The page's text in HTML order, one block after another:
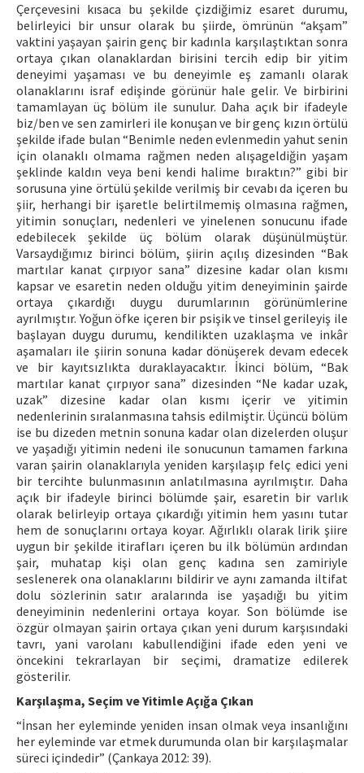
Çerçevesini kısaca bu şekilde çizdiğimiz esaret durumu,
belirleyici bir unsur olarak bu şiirde, ömrünün “akşam”
vaktini yaşayan şairin genç bir kadınla karşılaştıktan sonra
ortaya çıkan olanaklardan birisini tercih edip bir yitim
deneyimi yaşaması ve bu deneyimle eş zamanlı olarak
olanaklarını israf edişinde görünür hale gelir. Ve birbirini
tamamlayan üç bölüm ile sunulur. Daha açık bir ifadeyle
biz/ben ve sen zamirleri ile konuşan ve bir genç kızın örtülü
şekilde ifade bulan “Benimle neden evlenmedin yahut senin
için olanaklı olmama rağmen neden alışageldiğin yaşam
şeklinde kaldın veya beni kendi halime bıraktın?” gibi bir
sorusuna yine örtülü şekilde verilmiş bir cevabı da içeren bu
şiir, herhangi bir işaretle belirtilmemiş olmasına rağmen,
yitimin sonuçları, nedenleri ve yinelenen sonucunu ifade
edebilecek şekilde üç bölüm olarak düşünülmüştür.
Varsaydığımız birinci bölüm, şiirin açılış dizesinden “Bak
martılar kanat çırpıyor sana” dizesine kadar olan kısmı
kapsar ve esaretin neden olduğu yitim deneyiminin şairde
ortaya çıkardığı duygu durumlarının görünümlerine
ayrılmıştır. Yoğun öfke içeren bir psişik ve tinsel gerileyiş ile
başlayan duygu durumu, kendilikten uzaklaşma ve inkâr
aşamaları ile şiirin sonuna kadar dönüşerek devam edecek
ve bir kayıtsızlıkta duraklayacaktır. İkinci bölüm, “Bak
martılar kanat çırpıyor sana” dizesinden “Ne kadar uzak,
uzak” dizesine kadar olan kısmı içerir ve yitimin
nedenlerinin sıralanmasına tahsis edilmiştir. Üçüncü bölüm
ise bu dizeden metnin sonuna kadar olan dizelerden oluşur
ve yaşadığı yitimin nedeni ile sonucunun tamamen farkına
varan şairin olanaklarıyla yeniden karşılaşıp felç edici yeni
bir tercihte bulunmasının anlatılmasına ayrılmıştır. Daha
açık bir ifadeyle birinci bölümde şair, esaretin bir varlık
olarak belirleyip ortaya çıkardığı yitimin hem yasını tutar
hem de sonuçlarını ortaya koyar. Ağırlıklı olarak lirik şiire
uygun bir şekilde itirafları içeren bu ilk bölümün ardından
şair, muhatap kişi olan genç kadına sen zamiriyle
seslenerek ona olanaklarını bildirir ve aynı zamanda iltifat
dolu sözlerinin satır aralarında ise yaşadığı bu yitim
deneyiminin nedenlerini ortaya koyar. Son bölümde ise
özgür olmayan şairin ortaya çıkan yeni durum karşısındaki
tavrı, yani varolanı kabullendiğini ifade eden yeni ve
öncekini tekrarlayan bir seçimi, dramatize edilerek
gösterilir.
Karşılaşma, Seçim ve Yitimle Açığa Çıkan
“İnsan her eyleminde yeniden insan olmak veya insanlığını
her eyleminde var etmek durumunda olan bir karşılaşmalar
süreci içindedir” (Çankaya 2012: 39).